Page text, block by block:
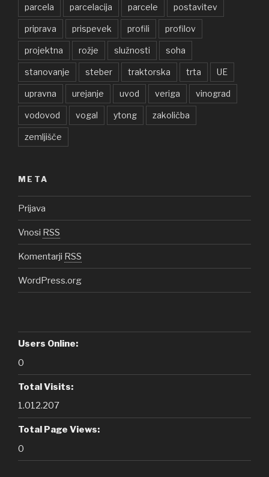
parcela parcelacija parcele postavitev
priprava prispevek profili profilov
projektna rožje služnosti soha
stanovanje steber traktorska trta UE
upravna urejanje uvod veriga vinograd
vodovod vogal ytong zakoličba
zemljišče
META
Prijava
Vnosi RSS
Komentarji RSS
WordPress.org
Users Online:
0
Total Visits:
1.012.207
Total Page Views:
0